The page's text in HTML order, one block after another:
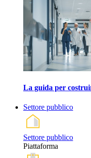
La guida per
Settore pubblico
Settore pubblico
Piattaforma